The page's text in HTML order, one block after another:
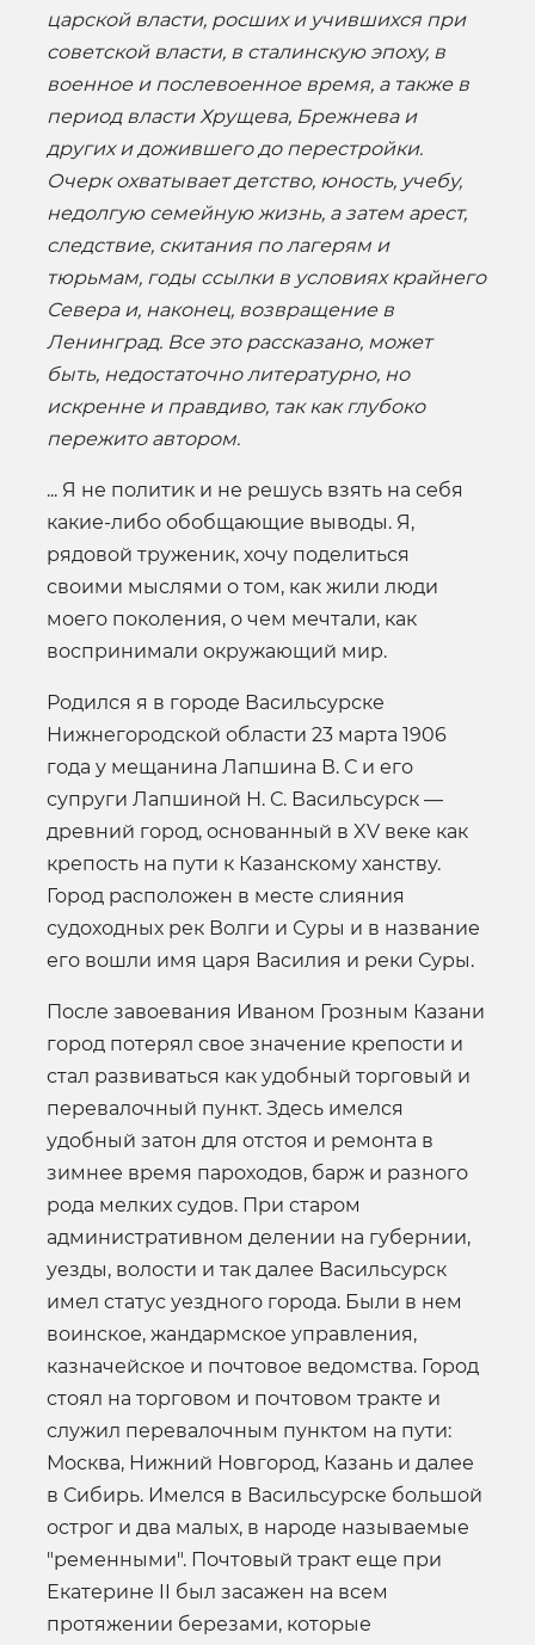
царской власти, росших и учившихся при
советской власти, в сталинскую эпоху, в
военное и послевоенное время, а также в
период власти Хрущева, Брежнева и
других и дожившего до перестройки.
Очерк охватывает детство, юность, учебу,
недолгую семейную жизнь, а затем арест,
следствие, скитания по лагерям и
тюрьмам, годы ссылки в условиях крайнего
Севера и, наконец, возвращение в
Ленинград. Все это рассказано, может
быть, недостаточно литературно, но
искренне и правдиво, так как глубоко
пережито автором.
... Я не политик и не решусь взять на себя
какие-либо обобщающие выводы. Я,
рядовой труженик, хочу поделиться
своими мыслями о том, как жили люди
моего поколения, о чем мечтали, как
воспринимали окружающий мир.
Родился я в городе Васильсурске
Нижнегородской области 23 марта 1906
года у мещанина Лапшина В. С и его
супруги Лапшиной Н. С. Васильсурск —
древний город, основанный в XV веке как
крепость на пути к Казанскому ханству.
Город расположен в месте слияния
судоходных рек Волги и Суры и в название
его вошли имя царя Василия и реки Суры.
После завоевания Иваном Грозным Казани
город потерял свое значение крепости и
стал развиваться как удобный торговый и
перевалочный пункт. Здесь имелся
удобный затон для отстоя и ремонта в
зимнее время пароходов, барж и разного
рода мелких судов. При старом
административном делении на губернии,
уезды, волости и так далее Васильсурск
имел статус уездного города. Были в нем
воинское, жандармское управления,
казначейское и почтовое ведомства. Город
стоял на торговом и почтовом тракте и
служил перевалочным пунктом на пути:
Москва, Нижний Новгород, Казань и далее
в Сибирь. Имелся в Васильсурске большой
острог и два малых, в народе называемые
"ременными". Почтовый тракт еще при
Екатерине II был засажен на всем
протяжении березами, которые